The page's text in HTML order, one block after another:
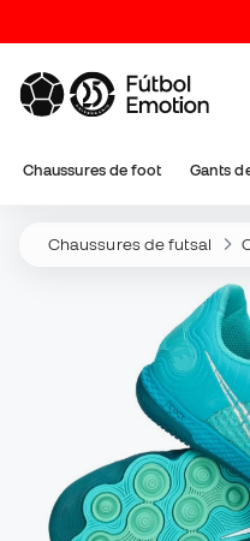
Chaussures de foot Gants
Chaussures de futsal